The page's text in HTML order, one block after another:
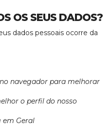
OS SEUS DADOS?
dados pessoais ocorre da
navegador para melhorar
o perfil do nosso
em Geral